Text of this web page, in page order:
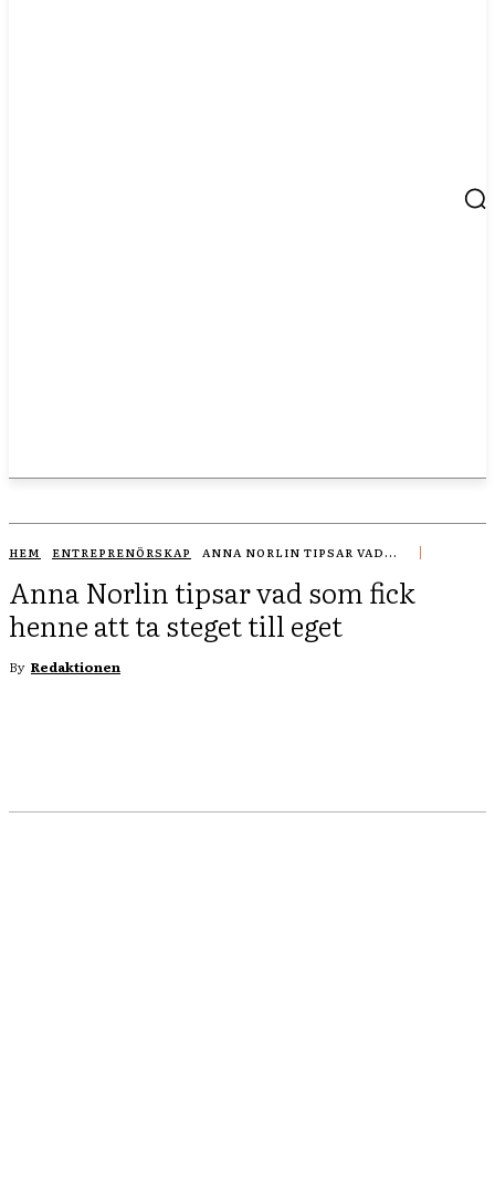
HEM ENTREPRENÖRSKAP ANNA NORLIN TIPSAR VAD...
Anna Norlin tipsar vad som fick
henne att ta steget till eget
By Redaktionen